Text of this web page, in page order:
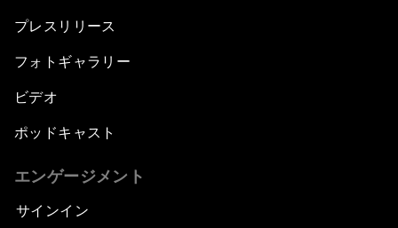
プレスリリース
フォトギャラリー
ビデオ
ポッドキャスト
エンゲージメント
サインイン